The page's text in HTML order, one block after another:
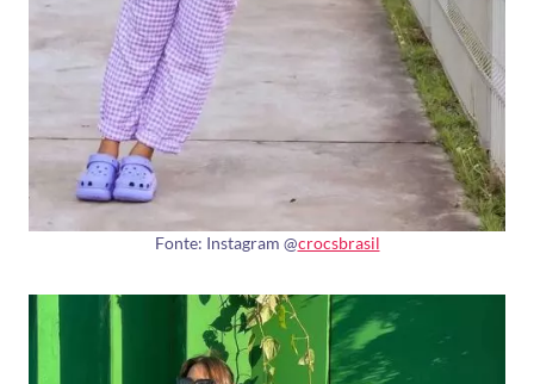
Fonte: Instagram @crocsbrasil